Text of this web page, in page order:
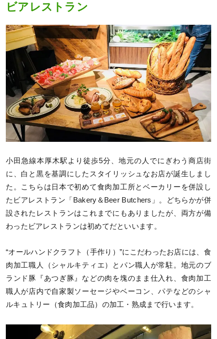
ビアレストラン
小田急線本厚木駅より徒歩5分、地元の人でにぎわう商店街
に、白と黒を基調にしたスタイリッシュなお店が誕生しまし
た。こちらは日本で初めて食肉加工所とベーカリーを併設し
たビアレストラン「Bakery＆Beer Butchers」。どちらかが併
設されたレストランはこれまでにもありましたが、両方が備
わったビアレストランは初めてだといいます。
“オールハンドクラフト（手作り）”にこだわったお店には、食
肉加工職人（シャルキティエ）とパン職人が常駐。地元のブ
ランド豚『あつぎ豚』などの肉を塊のまま仕入れ、食肉加工
職人が店内で自家製ソーセージやベーコン、パテなどのシャ
ルキュトリー（食肉加工品）の加工・熟成まで行います。